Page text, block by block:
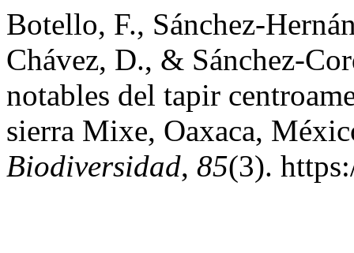
Botello, F., Sánchez-
Chávez, D., & Sánchez-
notables del tapir
sierra Mixe, Oaxaca,
Biodiversidad, 85(3).